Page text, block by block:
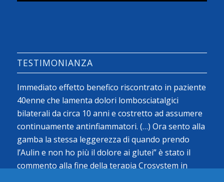
TESTIMONIANZA
Immediato effetto benefico riscontrato in paziente
40enne che lamenta dolori lombosciatalgici
bilaterali da circa 10 anni e costretto ad assumere
continuamente antinfiammatori. (…) Ora sento alla
gamba la stessa leggerezza di quando prendo
l’Aulin e non ho più il dolore ai glutei” è stato il
commento alla fine della terapia Crosystem in